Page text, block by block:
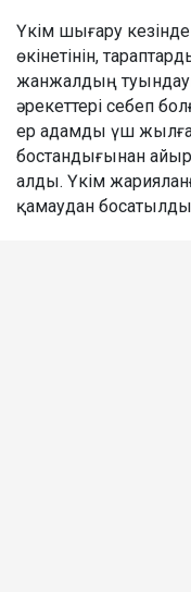
Үкім шығару
өкінетінін,
жанжалдың
әрекеттері себеп
ер адамды үш
бостандығынан
алды. Үкім
қамаудан